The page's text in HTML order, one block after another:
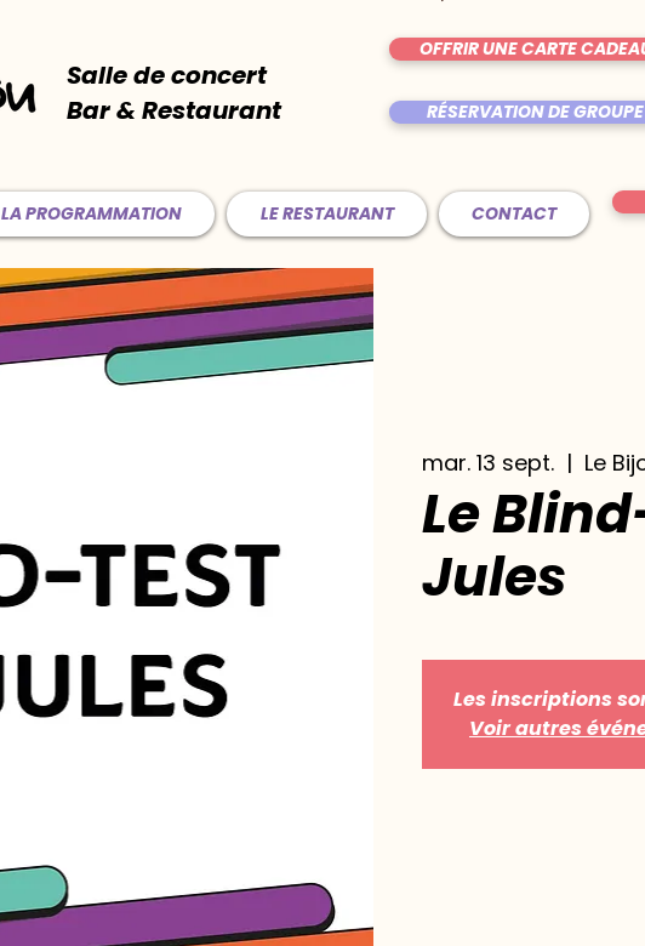
Salle de concert
Bar & Restaurant
OFFRIR UNE CARTE
RÉSERVATION DE GROUPE
LA PROGRAMMATION LE RESTAURANT CONTACT
mar. 13 sept.
  |
Le
Le
Jules
Les inscriptions
Voir autres